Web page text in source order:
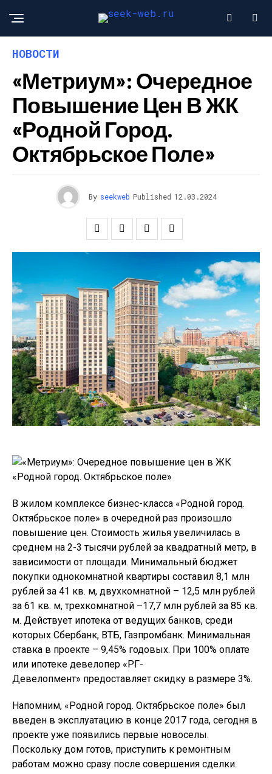
НОВОСТИ
«Метриум»: Очередное
Повышение Цен В ЖК
«Родной Город.
Октябрьское Поле»
By seekweb Published 12.03.2024
В жилом комплексе бизнес-класса «Родной город.
Октябрьское поле» в очередной раз произошло
повышение цен. Стоимость жилья увеличилась в
среднем на 2-3 тысячи рублей за квадратный метр, в
зависимости от площади. Минимальный бюджет
покупки однокомнатной квартиры составил 8,1 млн
рублей за 41 кв. м, двухкомнатной – 12,5 млн рублей
за 61 кв. м, трехкомнатной –17,7 млн рублей за 85 кв.
м. Действует ипотека от ведущих банков, среди
которых Сбербанк, ВТБ, Газпромбанк. Минимальная
ставка в проекте – 9,45% годовых. При 100% оплате
или ипотеке девелопер «РГ-
Девелопмент» предоставляет скидку в размере 3%.
Напомним, «Родной город. Октябрьское поле» был
введен в эксплуатацию в конце 2017 года, сегодня в
проекте уже появились первые новоселы.
Поскольку дом готов, приступить к ремонтным
работам можно сразу после совершения сделки.